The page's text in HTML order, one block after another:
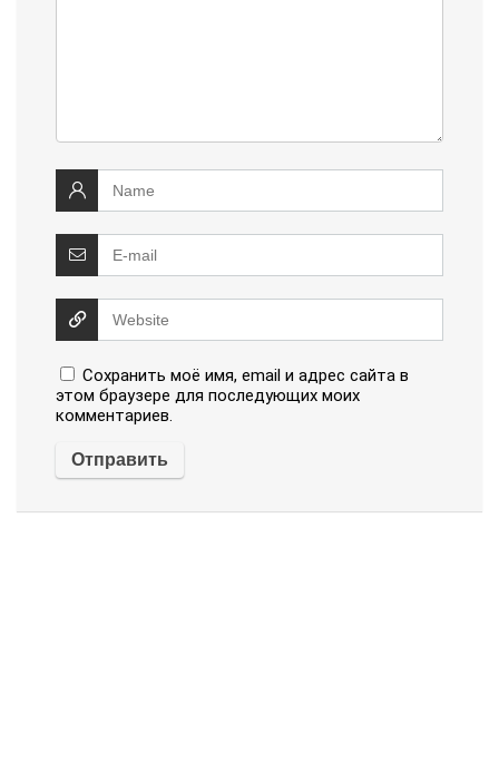
Сохранить моё имя, email и адрес сайта в
этом браузере для последующих моих
комментариев.